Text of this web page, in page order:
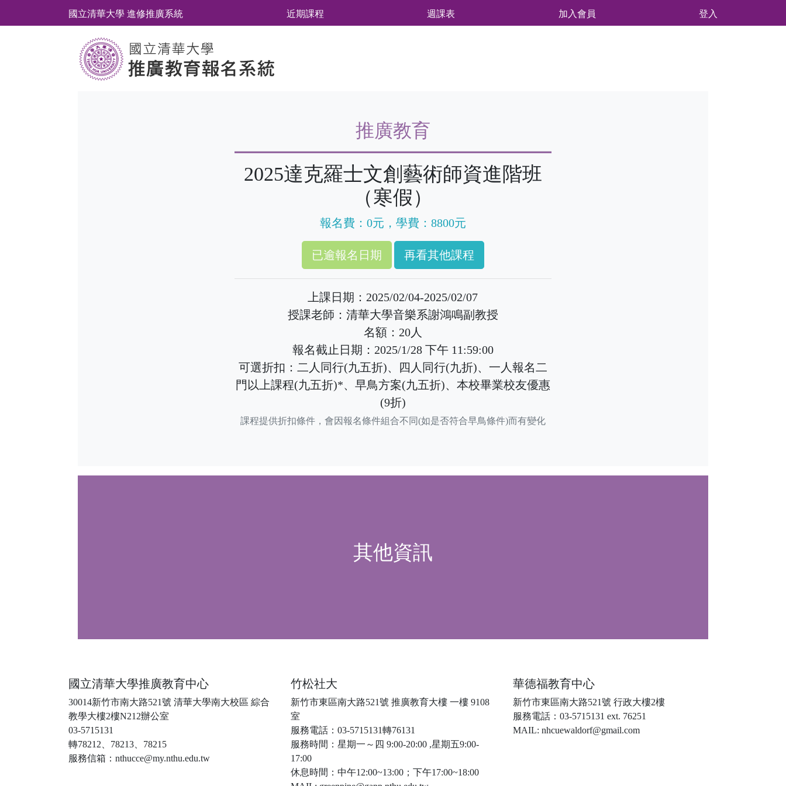
國立清華大學 進修推廣系統 近期課程 週課表 加入會員 登入
推廣教育
2025達克羅士文創藝術師資進階班
（寒假）
報名費：0元，學費：8800元
再看其他課程
上課日期：2025/02/04-2025/02/07
授課老師：清華大學音樂系謝鴻鳴副教授
名額：20人
報名截止日期：2025/1/28 下午 11:59:00
可選折扣：二人同行(九五折)、四人同行(九折)、一人報名二
門以上課程(九五折)*、早鳥方案(九五折)、本校畢業校友優惠
(9折)
課程提供折扣條件，會因報名條件組合不同(如是否符合早鳥條件)而有變化
其他資訊
國立清華大學推廣教育中心
30014新竹市南大路521號 清華大學南大校區 綜合
教學大樓2樓N212辦公室
03-5715131
轉78212、78213、78215
服務信箱：nthucce@my.nthu.edu.tw
竹松社大
新竹市東區南大路521號 推廣教育大樓 一樓 9108
室
服務電話：03-5715131轉76131
服務時間：星期一～四 9:00-20:00 ,星期五9:00-
17:00
休息時間：中午12:00~13:00；下午17:00~18:00
華德福教育中心
新竹市東區南大路521號 行政大樓2樓
服務電話：03-5715131 ext. 76251
MAIL: nhcuewaldorf@gmail.com